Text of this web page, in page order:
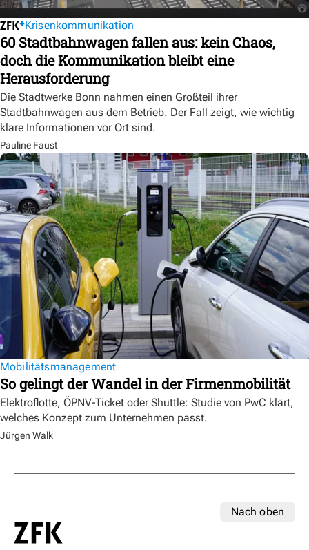
Krisenkommunikation
60 Stadtbahnwagen fallen aus: kein Chaos,
doch die Kommunikation bleibt eine
Herausforderung
Die Stadtwerke Bonn nahmen einen Großteil ihrer
Stadtbahnwagen aus dem Betrieb. Der Fall zeigt, wie wichtig
klare Informationen vor Ort sind.
Pauline Faust
Mobilitätsmanagement
So gelingt der Wandel in der Firmenmobilität
Elektroflotte, ÖPNV-Ticket oder Shuttle: Studie von PwC klärt,
welches Konzept zum Unternehmen passt.
Jürgen Walk
Nach oben